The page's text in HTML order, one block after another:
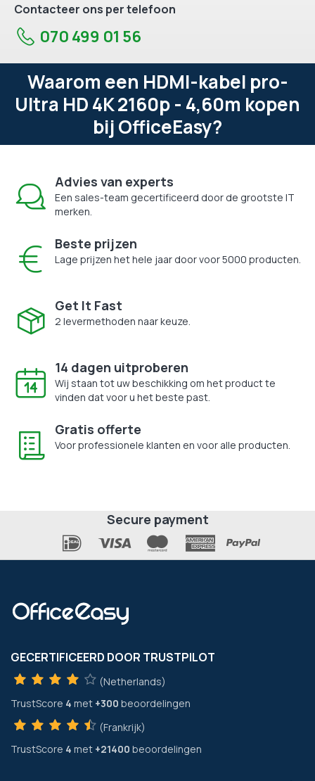
Contacteer ons per telefoon
070 499 01 56
Waarom een HDMI-kabel pro-
Ultra HD 4K 2160p - 4,60m kopen
bij OfficeEasy?
Advies van experts
Een sales-team gecertificeerd door de grootste IT
merken.
Beste prijzen
Lage prijzen het hele jaar door voor 5000 producten.
Get It Fast
2 levermethoden naar keuze.
14 dagen uitproberen
Wij staan tot uw beschikking om het product te
vinden dat voor u het beste past.
Gratis offerte
Voor professionele klanten en voor alle producten.
Secure payment
GECERTIFICEERD DOOR TRUSTPILOT
(Netherlands)
TrustScore 4 met +300 beoordelingen
(Frankrijk)
TrustScore 4 met +21400 beoordelingen